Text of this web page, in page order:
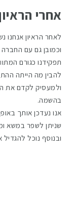
אחרי
לאחר הראיון
וכמובן גם עם
תפקידנו כגורם
להבין מה הייתה
ולמעסיק לקדם את
בהשמה.
אנו נעדכן אותך
שניתן לשפר במשא
ובנוסף נוכל